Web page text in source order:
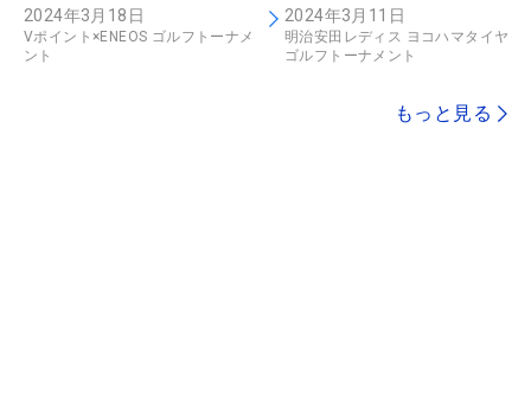
2024年3月18日
Vポイント×ENEOS ゴルフトーナメ
ント
2024年3月11日
明治安田レディス ヨコハマタイヤ
ゴルフトーナメント
もっと見る